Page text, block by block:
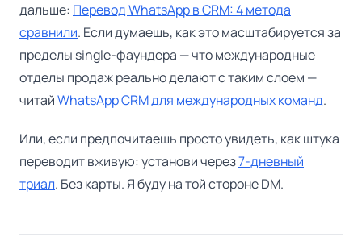
дальше: Перевод WhatsApp в CRM: 4 метода
сравнили. Если думаешь, как это масштабируется за
пределы single-фаундера — что международные
отделы продаж реально делают с таким слоем —
читайWhatsApp CRM для международных команд.
Или, если предпочитаешь просто увидеть, как штука
переводит вживую: установи через7-дневный
триал. Без карты. Я буду на той стороне DM.